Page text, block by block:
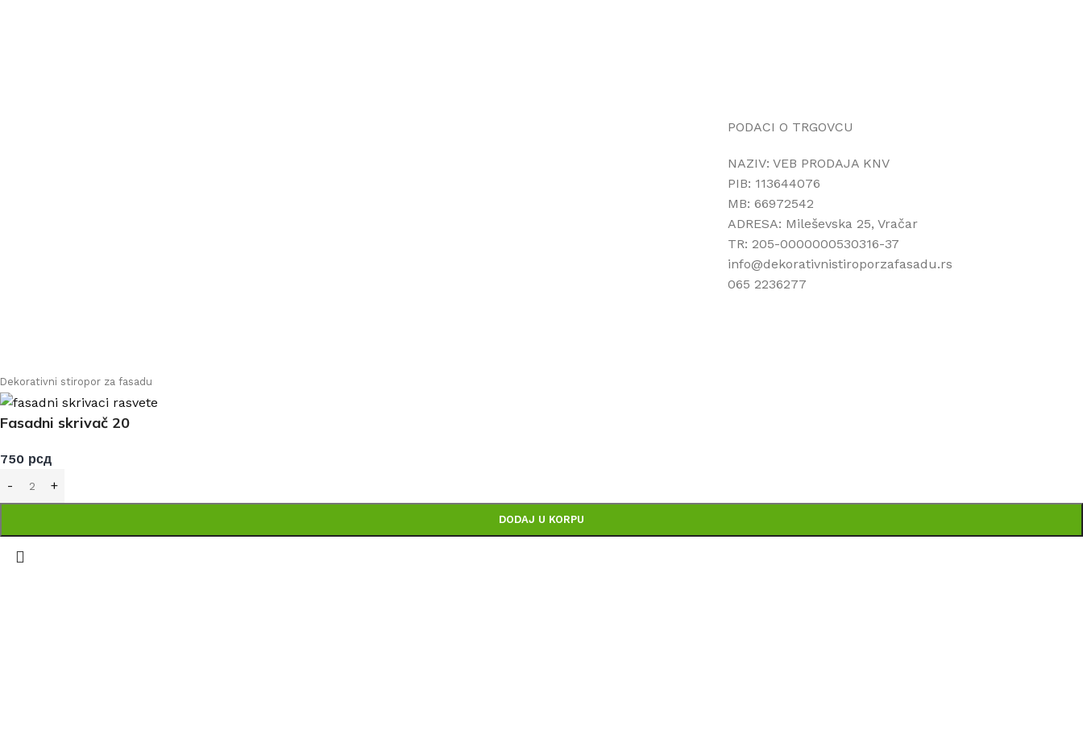
PODACI O TRGOVCU
NAZIV: VEB PRODAJA KNV
PIB: 113644076
MB: 66972542
ADRESA: Mileševska 25, Vračar
TR: 205-0000000530316-37
info@dekorativnistiroporzafasadu.rs
065 2236277
Dekorativni stiropor za fasadu
Fasadni skrivač 20
750 рсд
DODAJ U KORPU